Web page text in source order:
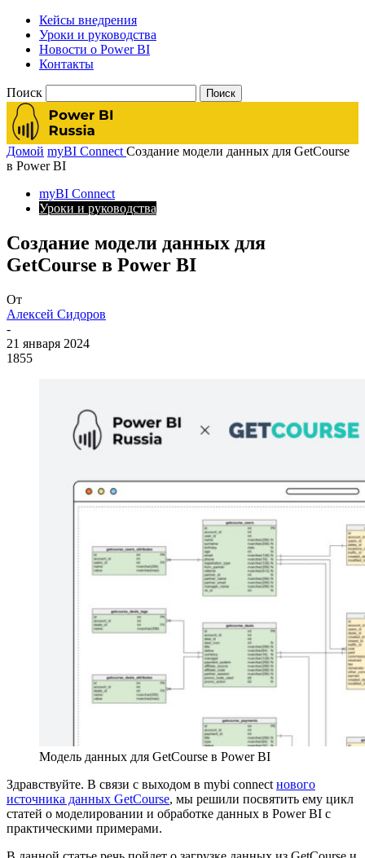
Кейсы внедрения
Уроки и руководства
Новости о Power BI
Контакты
Поиск
Домой myBI Connect Создание модели данных для GetCourse
в Power BI
myBI Connect
Уроки и руководства
Создание модели данных для
GetCourse в Power BI
От
Алексей Сидоров
-
21 января 2024
1855
Модель данных для GetCourse в Power BI
Здравствуйте. В связи с выходом в mybi connect нового
источника данных GetCourse, мы решили посвятить ему цикл
статей о моделировании и обработке данных в Power BI с
практическими примерами.